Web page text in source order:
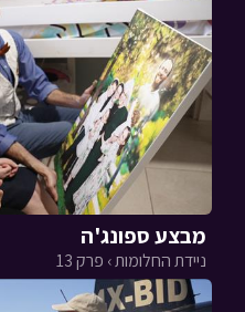
מבצע ספונג'ה
ניידת החלומות › פרק 13